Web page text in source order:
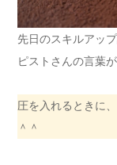
先日のスキルアッ
ピストさんの言葉
圧を入れるときに
＾＾